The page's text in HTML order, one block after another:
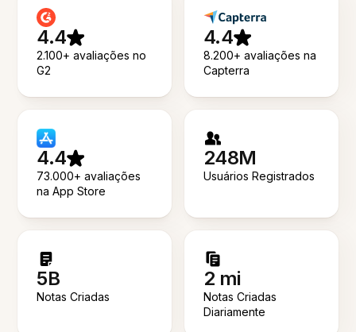
4.4
2.100+ avaliações no
G2
4.4
8.200+ avaliações na
Capterra
4.4
73.000+ avaliações
na App Store
248M
Usuários Registrados
5B
Notas Criadas
2 mi
Notas Criadas
Diariamente